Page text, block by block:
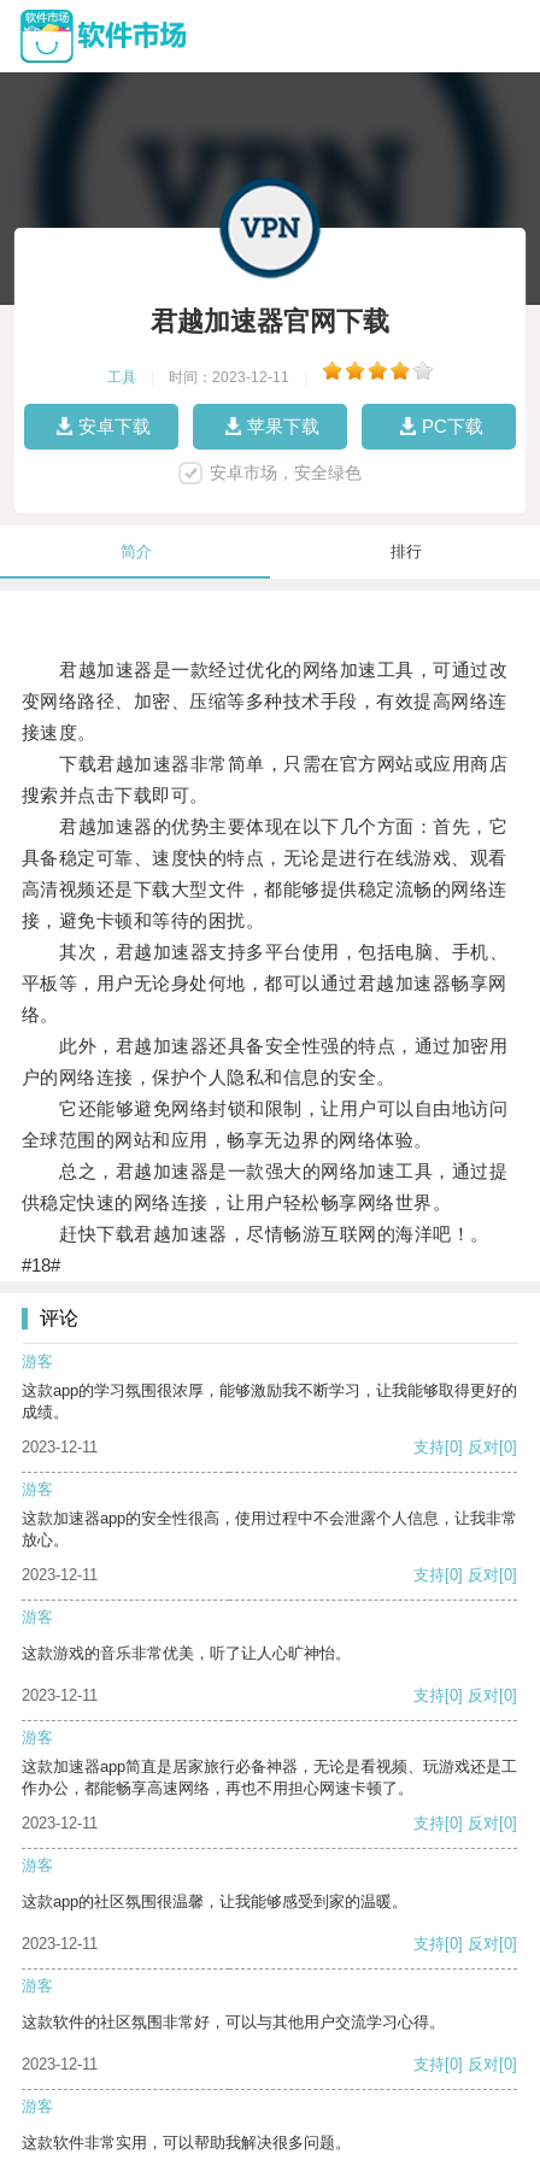
君越加速器官网下载
工具 时间：2023-12-11
安卓下载 苹果下载 PC下载
安卓市场，安全绿色
简介 排行
君越加速器是一款经过优化的网络加速工具，可通过改
变网络路径、加密、压缩等多种技术手段，有效提高网络连
接速度。
下载君越加速器非常简单，只需在官方网站或应用商店
搜索并点击下载即可。
君越加速器的优势主要体现在以下几个方面：首先，它
具备稳定可靠、速度快的特点，无论是进行在线游戏、观看
高清视频还是下载大型文件，都能够提供稳定流畅的网络连
接，避免卡顿和等待的困扰。
其次，君越加速器支持多平台使用，包括电脑、手机、
平板等，用户无论身处何地，都可以通过君越加速器畅享网
络。
此外，君越加速器还具备安全性强的特点，通过加密用
户的网络连接，保护个人隐私和信息的安全。
它还能够避免网络封锁和限制，让用户可以自由地访问
全球范围的网站和应用，畅享无边界的网络体验。
总之，君越加速器是一款强大的网络加速工具，通过提
供稳定快速的网络连接，让用户轻松畅享网络世界。
赶快下载君越加速器，尽情畅游互联网的海洋吧！。
#18#
评论
游客
这款app的学习氛围很浓厚，能够激励我不断学习，让我能够取得更好的
成绩。
2023-12-11
支持[0] 反对[0]
游客
这款加速器app的安全性很高，使用过程中不会泄露个人信息，让我非常
放心。
2023-12-11
支持[0] 反对[0]
游客
这款游戏的音乐非常优美，听了让人心旷神怡。
2023-12-11 支持[0] 反对[0]
游客
这款加速器app简直是居家旅行必备神器，无论是看视频、玩游戏还是工
作办公，都能畅享高速网络，再也不用担心网速卡顿了。
2023-12-11
支持[0] 反对[0]
游客
这款app的社区氛围很温馨，让我能够感受到家的温暖。
2023-12-11 支持[0] 反对[0]
游客
这款软件的社区氛围非常好，可以与其他用户交流学习心得。
2023-12-11 支持[0] 反对[0]
游客
这款软件非常实用，可以帮助我解决很多问题。